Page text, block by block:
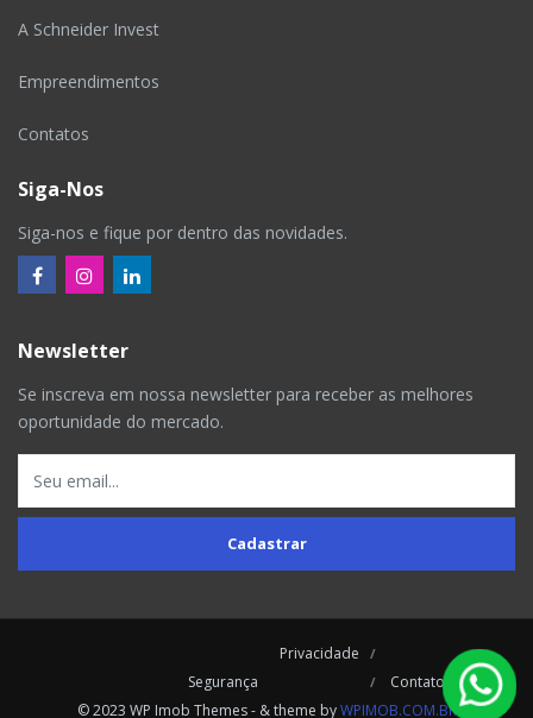
A Schneider Invest
Empreendimentos
Contatos
Siga-Nos
Siga-nos e fique por dentro das novidades.
Newsletter
Se inscreva em nossa newsletter para receber as melhores
oportunidade do mercado.
Cadastrar
© 2023 WP Imob Themes - & theme byWPIMOB.COM.BR
Privacidade
Segurança
Contatos